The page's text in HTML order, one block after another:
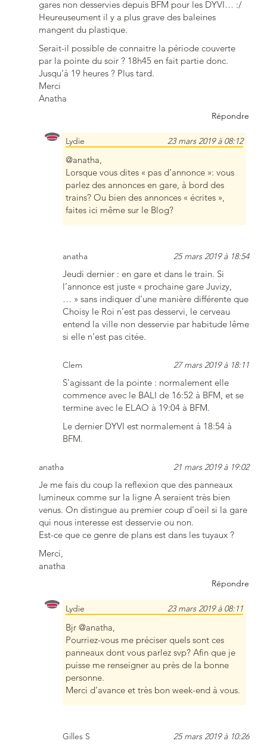
gares non desservies depuis BFM pour les DYVI… :/
Heureuseument il y a plus grave des baleines
mangent du plastique.
Serait-il possible de connaitre la période couverte
par la pointe du soir ? 18h45 en fait partie donc.
Jusqu’à 19 heures ? Plus tard.
Merci
Anatha
Répondre
Lydie 23 mars 2019 à 08:12
@anatha,
Lorsque vous dites « pas d’annonce »: vous
parlez des annonces en gare, à bord des
trains? Ou bien des annonces « écrites »,
faites ici même sur le Blog?
anatha 25 mars 2019 à 18:54
Jeudi dernier : en gare et dans le train. Si
l’annonce est juste « prochaine gare Juvizy,
… » sans indiquer d’une manière différente que
Choisy le Roi n’est pas desservi, le cerveau
entend la ville non desservie par habitude lême
si elle n’est pas citée.
Clem 27 mars 2019 à 18:11
S’agissant de la pointe : normalement elle
commence avec le BALI de 16:52 à BFM, et se
termine avec le ELAO à 19:04 à BFM.
Le dernier DYVI est normalement à 18:54 à
BFM.
anatha 21 mars 2019 à 19:02
Je me fais du coup la reflexion que des panneaux
lumineux comme sur la ligne A seraient très bien
venus. On distingue au premier coup d’oeil si la gare
qui nous interesse est desservie ou non.
Est-ce que ce genre de plans est dans les tuyaux ?
Merci,
anatha
Répondre
Lydie 23 mars 2019 à 08:11
Bjr @anatha,
Pourriez-vous me préciser quels sont ces
panneaux dont vous parlez svp? Afin que je
puisse me renseigner au près de la bonne
personne.
Merci d’avance et très bon week-end à vous.
Gilles S 25 mars 2019 à 10:26